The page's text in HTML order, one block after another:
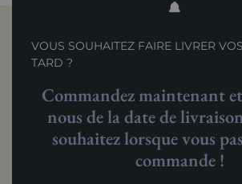
VOUS SOUHAITEZ FAIRE LIVRER
TARD ?
Commandez maintenant
nous de la date de
souhaitez lorsque vous
commande !